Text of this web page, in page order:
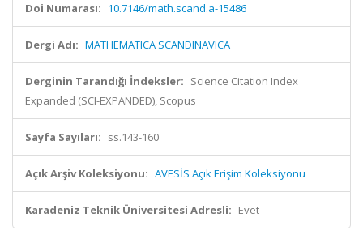
Doi Numarası: 10.7146/math.scand.a-15486
Dergi Adı: MATHEMATICA SCANDINAVICA
Derginin Tarandığı İndeksler: Science Citation Index
Expanded (SCI-EXPANDED), Scopus
Sayfa Sayıları: ss.143-160
Açık Arşiv Koleksiyonu: AVESİS Açık Erişim Koleksiyonu
Karadeniz Teknik Üniversitesi Adresli: Evet